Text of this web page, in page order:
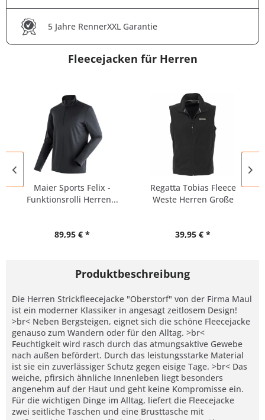
5 Jahre RennerXXL Garantie
Fleecejacken für Herren
Maier Sports Felix -
Funktionsrolli Herren...
89,95 € *
Regatta Tobias Fleece
Weste Herren Große
39,95 € *
Produktbeschreibung
Die Herren Strickfleecejacke "Oberstorf" von der Firma Maul
ist ein moderner Klassiker in angesagt zeitlosem Design!
>br< Neben Bergsteigen, eignet sich die schöne Fleecejacke
genauso zum Wandern oder für den Alltag. >br<
Feuchtigkeit wird rasch durch das atmungsaktive Gewebe
nach außen befördert. Durch das leistungsstarke Material
ist sie ein zuverlässiger Schutz gegen eisige Tage. >br< Das
weiche, pfirsich ähnliche Innenleben liegt besonders
angenehm auf der Haut und geht keine Kompromisse ein.
Für die wichtigen Dinge im Alltag, liefert die Fleecejacke
zwei seitliche Taschen und eine Brusttasche mit